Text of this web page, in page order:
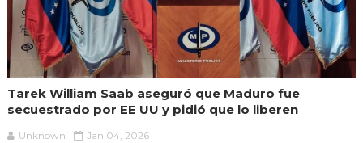
Tarek William Saab aseguró que Maduro fue
secuestrado por EE UU y pidió que lo liberen
Unknown Jan 04, 2026